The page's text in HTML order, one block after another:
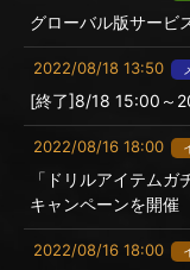
グローバル版サービ
2022/08/18 13:50
[終了]8/18 15:00～
2022/08/16 18:00
「ドリルアイテム
キャンペーンを開催
2022/08/16 18:00